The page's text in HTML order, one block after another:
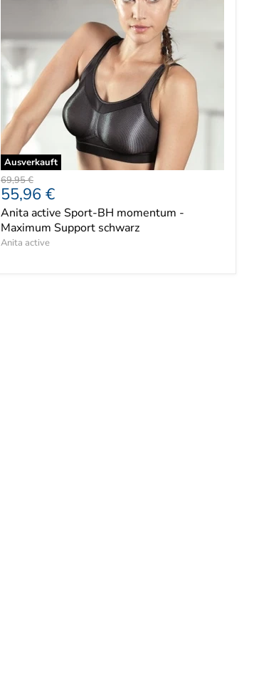
Ausverkauft
Ursprünglicher
Preis
69,95 €
Aktueller
Preis
55,96 €
Anita active Sport-BH momentum -
Maximum Support schwarz
Anita active